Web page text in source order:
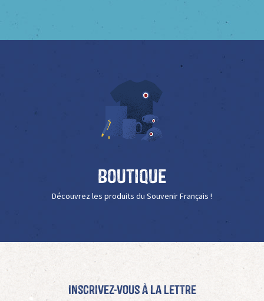
Boutique
Découvrez les produits du Souvenir Français !
Inscrivez-vous à La Lettre